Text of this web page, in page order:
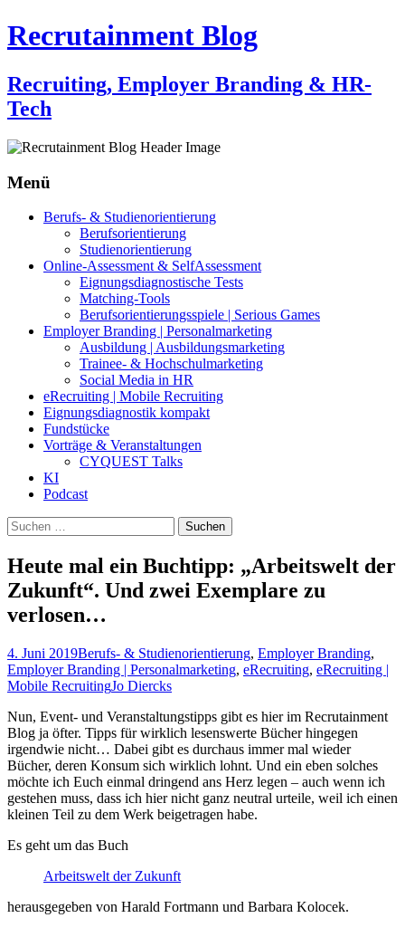
Recrutainment Blog
Recruiting, Employer Branding & HR-
Tech
Menü
Zum
Berufs- & Studienorientierung
Berufsorientierung
Studienorientierung
Online-Assessment & SelfAssessment
Eignungsdiagnostische Tests
Matching-Tools
Berufsorientierungsspiele | Serious Games
Employer Branding | Personalmarketing
Ausbildung | Ausbildungsmarketing
Trainee- & Hochschulmarketing
Social Media in HR
eRecruiting | Mobile Recruiting
Eignungsdiagnostik kompakt
Fundstücke
Vorträge & Veranstaltungen
CYQUEST Talks
KI
Podcast
Suchen
nach:
Heute mal ein Buchtipp: „Arbeitswelt der
Zukunft“. Und zwei Exemplare zu
verlosen…
4. Juni 2019Berufs- & Studienorientierung, Employer Branding,
Employer Branding | Personalmarketing, eRecruiting, eRecruiting |
Mobile RecruitingJo Diercks
Nun, Event- und Veranstaltungstipps gibt es hier im Recrutainment
Blog ja öfter. Tipps für wirklich lesenswerte Bücher hingegen
irgendwie nicht… Dabei gibt es durchaus immer mal wieder
Bücher, deren Konsum sich wirklich lohnt. Und ein eben solches
möchte ich Euch einmal dringend ans Herz legen – auch wenn ich
gestehen muss, dass ich hier nicht ganz neutral urteile, weil ich einen
kleinen Teil zu dem Werk beigetragen habe.
Es geht um das Buch
Arbeitswelt der Zukunft
herausgegeben von Harald Fortmann und Barbara Kolocek.